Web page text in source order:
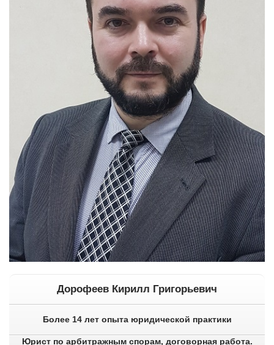
Дорофеев Кирилл Григорьевич
Более 14 лет опыта юридической практики
Юрист по арбитражным спорам, договорная работа.